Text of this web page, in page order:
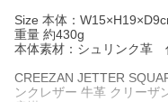
Size 本体：
重量 約430g
本体素材：シュリンク革
CREEZAN JETTER
ンクレザー 牛革 クリーザ